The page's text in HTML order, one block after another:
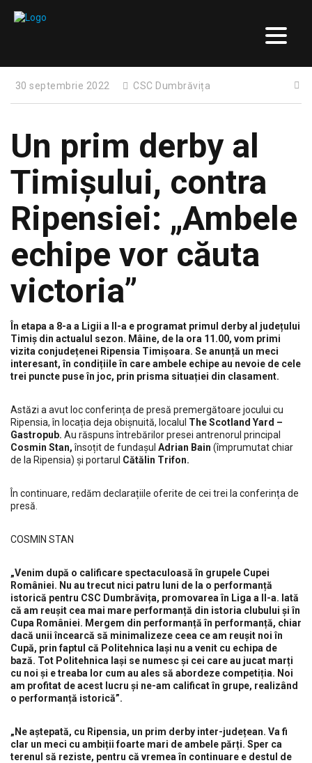
30 septembrie 2022 CSC Dumbrăvița
Un prim derby al
Timișului, contra
Ripensiei: „Ambele
echipe vor căuta
victoria”
În etapa a 8-a a Ligii a II-a e programat primul derby al județului
Timiș din actualul sezon. Mâine, de la ora 11.00, vom primi
vizita conjudețenei Ripensia Timișoara. Se anunță un meci
interesant, în condițiile în care ambele echipe au nevoie de cele
trei puncte puse în joc, prin prisma situației din clasament.
Astăzi a avut loc conferința de presă premergătoare jocului cu
Ripensia, în locația deja obișnuită, localul The Scotland Yard –
Gastropub. Au răspuns întrebărilor presei antrenorul principal
Cosmin Stan,însoțit de fundașul Adrian Bain (împrumutat chiar
de la Ripensia) și portarul Cătălin Trifon.
În continuare, redăm declarațiile oferite de cei trei la conferința de
presă.
COSMIN STAN
„Venim după o calificare spectaculoasă în grupele Cupei
României. Nu au trecut nici patru luni de la o performanță
istorică pentru CSC Dumbrăvița, promovarea în Liga a II-a. Iată
că am reușit cea mai mare performanță din istoria clubului și în
Cupa României. Mergem din performanță în performanță, chiar
dacă unii încearcă să minimalizeze ceea ce am reușit noi în
Cupă, prin faptul că Politehnica Iași nu a venit cu echipa de
bază. Tot Politehnica Iași se numesc și cei care au jucat marți
cu noi și e treaba lor cum au ales să abordeze competiția. Noi
am profitat de acest lucru și ne-am calificat în grupe, realizând
o performanță istorică”.
„Ne aștepată, cu Ripensia, un prim derby inter-județean. Va fi
clar un meci cu ambiții foarte mari de ambele părți. Sper ca
terenul să reziste, pentru că vremea în continuare e destul de